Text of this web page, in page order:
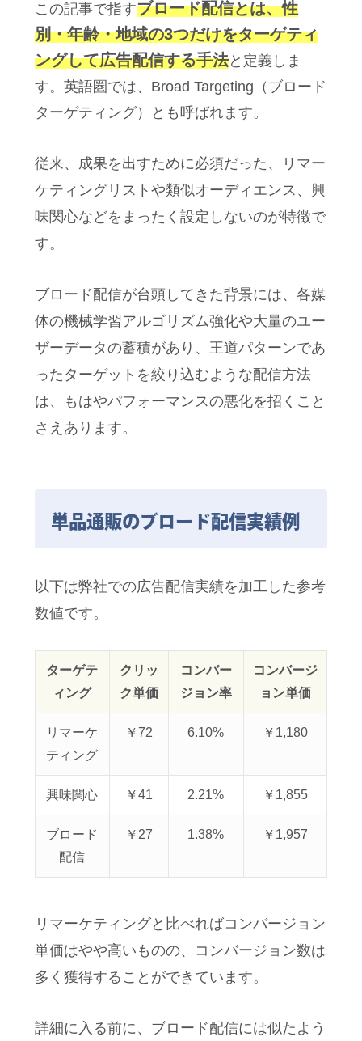
この記事で指すブロード配信とは、性
別・年齢・地域の3つだけをターゲティ
ングして広告配信する手法と定義しま
す。英語圏では、Broad Targeting（ブロード
ターゲティング）とも呼ばれます。
従来、成果を出すために必須だった、リマー
ケティングリストや類似オーディエンス、興
味関心などをまったく設定しないのが特徴で
す。
ブロード配信が台頭してきた背景には、各媒
体の機械学習アルゴリズム強化や大量のユー
ザーデータの蓄積があり、王道パターンであ
ったターゲットを絞り込むような配信方法
は、もはやパフォーマンスの悪化を招くこと
さえあります。
単品通販のブロード配信実績例
以下は弊社での広告配信実績を加工した参考
数値です。
ターゲテ
ィング
クリッ
ク単価
コンバー
ジョン率
コンバージ
ョン単価
リマーケ
ティング
￥72 6.10% ￥1,180
興味関心 ￥41 2.21% ￥1,855
ブロード
配信
￥27 1.38% ￥1,957
リマーケティングと比べればコンバージョン
単価はやや高いものの、コンバージョン数は
多く獲得することができています。
詳細に入る前に、ブロード配信には似たよう